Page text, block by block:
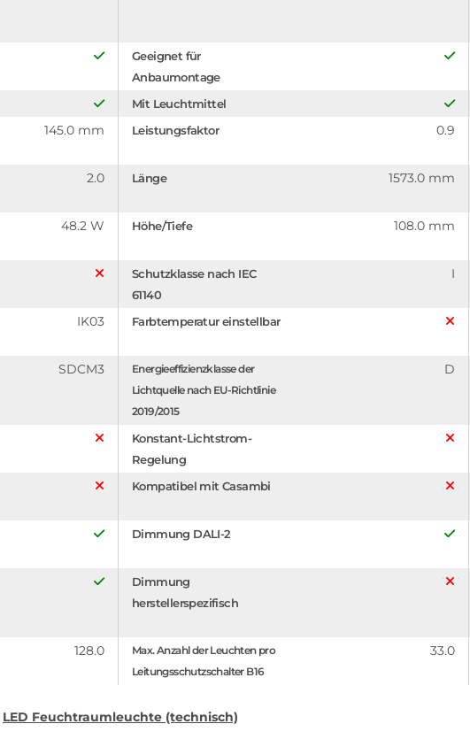
Geeignet für
Anbaumontage
Mit Leuchtmittel
145.0 mm Leistungsfaktor 0.9
2.0 Länge 1573.0 mm
48.2 W Höhe/Tiefe 108.0 mm
Schutzklasse nach IEC
61140
I
IK03 Farbtemperatur einstellbar
SDCM3
Energieeffizienzklasse der
Lichtquelle nach EU-Richtlinie
2019/2015
D
Konstant-Lichtstrom-
Regelung
Kompatibel mit Casambi
Dimmung DALI-2
Dimmung
herstellerspezifisch
128.0
Max. Anzahl der Leuchten pro
Leitungsschutzschalter B16
33.0
LED Feuchtraumleuchte (technisch)